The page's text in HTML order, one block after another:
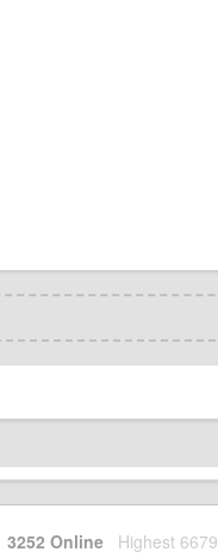
3252 Online Highest 6679